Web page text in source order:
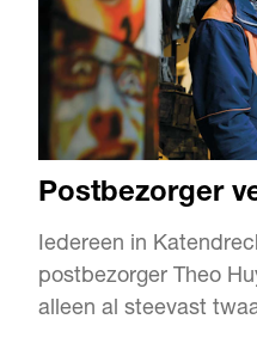
Postbezorger
Iedereen in
postbezorger Theo
alleen al steevast